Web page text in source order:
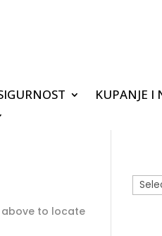
KUPANJE I
above to locate a